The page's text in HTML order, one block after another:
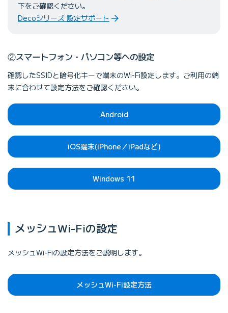
下をご確認ください。
Decoシリーズ 設定サポート
②スマートフォン・パソコン等への設定
確認したSSIDと暗号化キーで端末のWi-Fi設定します。ご利用の端
末に合わせて設定方法をご確認ください。
Android
iOS端末(iPhone／iPadなど)
Windows 11
メッシュWi-Fiの設定
メッシュWi-Fiの設定方法をご説明します。
メッシュWi-Fi設定方法